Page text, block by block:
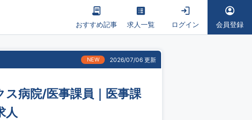
おすすめ記事 求人一覧 ログイン 会員登録
NEW 2026/07/06 更新
病院/医事課員｜医事課
人